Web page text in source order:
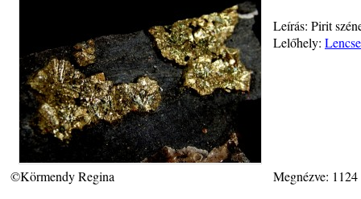
Leírás: Pirit
Lelőhely:
©Körmendy Regina Megnézve: